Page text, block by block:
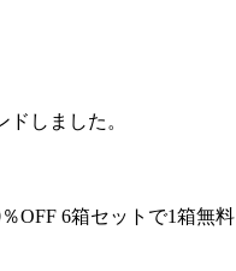
しました。
OFF 6箱セットで1箱無料